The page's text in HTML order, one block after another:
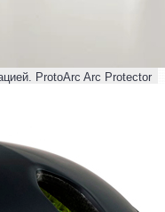
ProtoArc Arc Protector